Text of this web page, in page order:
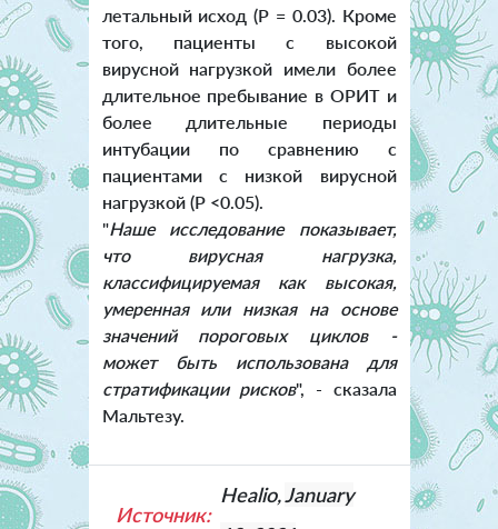
летальный исход (P = 0.03). Кроме
того, пациенты с высокой
вирусной нагрузкой имели более
длительное пребывание в ОРИТ и
более длительные периоды
интубации по сравнению с
пациентами с низкой вирусной
нагрузкой (P <0.05).
"Наше исследование показывает,
что вирусная нагрузка,
классифицируемая как высокая,
умеренная или низкая на основе
значений пороговых циклов -
может быть использована для
стратификации рисков", - сказала
Мальтезу.
Источник:
Healio,January